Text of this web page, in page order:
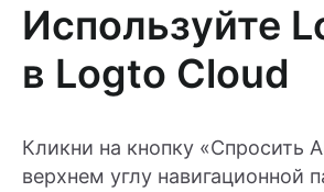
Используйте
в Logto Cloud
Кликни на кнопку «Спросить
верхнем углу навигационной